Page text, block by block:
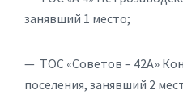
занявший 1 место;
— ТОС «Советов – 42А»
поселения, занявший 2